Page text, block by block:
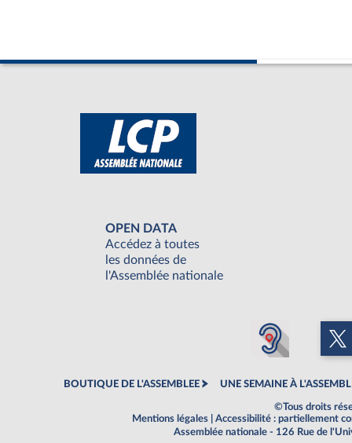
OPEN DATA
Accédez à toutes
les données de
l'Assemblée nationale
BOUTIQUE DE L'ASSEMBLEE UNE SEMAINE À
©Tous droits
Mentions légales
Accessibilité : partiellement
Assemblée nationale - 126 Rue de